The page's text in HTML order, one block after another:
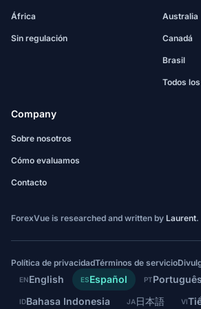
África
Sin regulación
Australia
Canadá
Brasil
Todos
Company
Sobre nosotros
Cómo evaluamos
Contacto
ForexVue is researched and written by Laurent.
Política de privacidadTérminos de servicio
ENEnglish ESEspañol PTPortuguês
IDBahasa Indonesia JA日本語 VI